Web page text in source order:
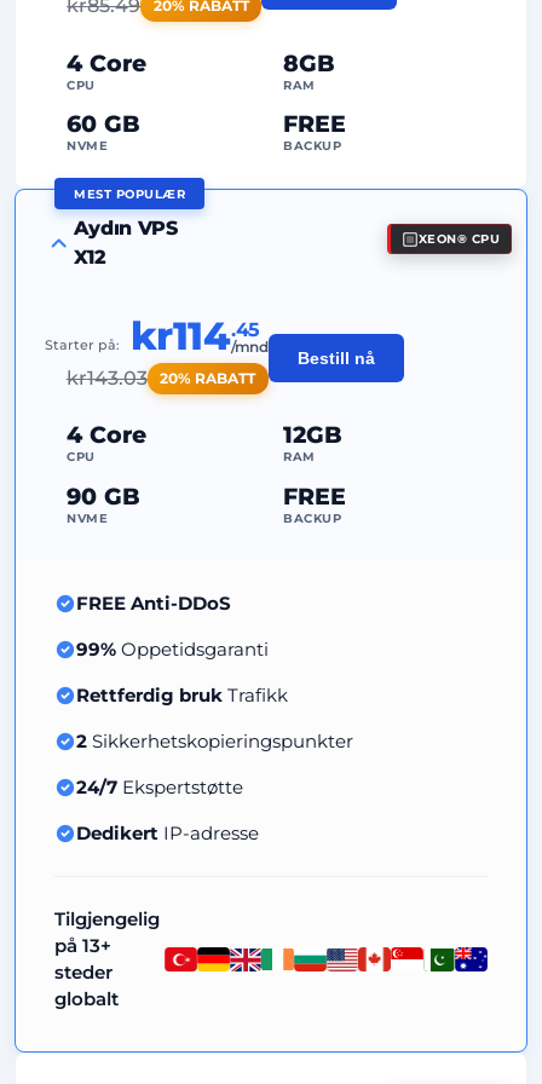
Dedikert
4 Core
CPU
8GB
RAM
60 GB
NVME
FREE
BACKUP
kr85.49 20% RABATT
FREE Anti-DDoS
99%
2Sikkerhetskopieringspunkter
24/7Ekspertstøtte
Dedikert
MEST POPULÆR
Aydın VPS
X12
XEON® CPU
4 Core
CPU
12GB
RAM
90 GB
NVME
FREE
BACKUP
Starter på: kr114.45
/mnd
kr143.03 20% RABATT
Bestill nå
FREE Anti-DDoS
99% Oppetidsgaranti
Rettferdig bruk Trafikk
2 Sikkerhetskopieringspunkter
24/7 Ekspertstøtte
Dedikert IP-adresse
Tilgjengelig
på 13+
steder
globalt